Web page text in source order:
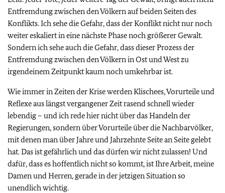
Entfremdung zwischen den Völkern auf beiden Seiten des
Konflikts. Ich sehe die Gefahr, dass der Konflikt nicht nur noch
weiter eskaliert in eine nächste Phase noch größerer Gewalt.
Sondern ich sehe auch die Gefahr, dass dieser Prozess der
Entfremdung zwischen den Völkern in Ost und West zu
irgendeinem Zeitpunkt kaum noch umkehrbar ist.
Wie immer in Zeiten der Krise werden Klischees, Vorurteile und
Reflexe aus längst vergangener Zeit rasend schnell wieder
lebendig – und ich rede hier nicht über das Handeln der
Regierungen, sondern über Vorurteile über die Nachbarvölker,
mit denen man über Jahre und Jahrzehnte Seite an Seite gelebt
hat. Das ist gefährlich und das dürfen wir nicht zulassen! Und
dafür, dass es hoffentlich nicht so kommt, ist Ihre Arbeit, meine
Damen und Herren, gerade in der jetzigen Situation so
unendlich wichtig.